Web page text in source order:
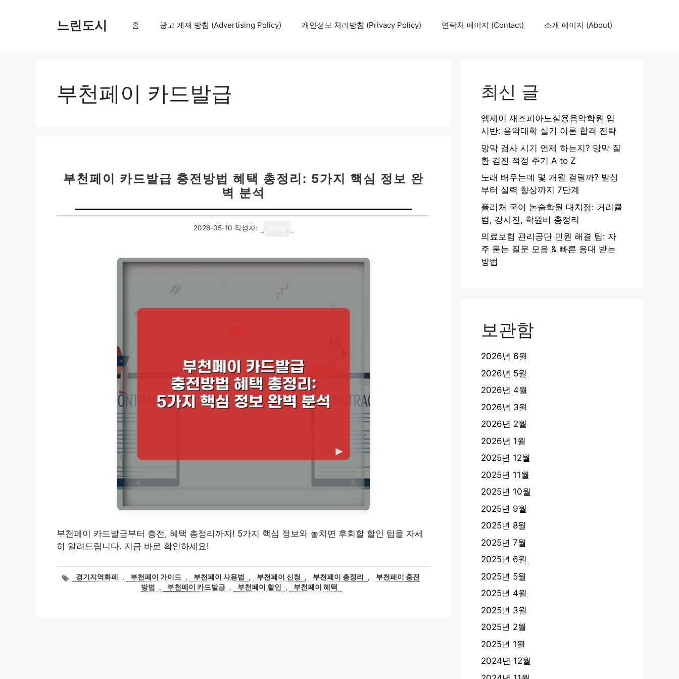
느린도시 홈 광고 게재 방침 (Advertising Policy) 개인정보 처리방침 (Privacy Policy) 연락처 페이지 (Contact) 소개 페이지 (About)
부천페이 카드발급
부천페이 카드발급 충전방법 혜택 총정리: 5가지 핵심 정보 완
벽 분석
2026-05-10 작성자:
부천페이 카드발급부터 충전, 혜택 총정리까지! 5가지 핵심 정보와 놓치면 후회할 할인 팁을 자세
히 알려드립니다. 지금 바로 확인하세요!
태경기지역화폐 , 부천페이 가이드 , 부천페이 사용법 , 부천페이 신청 , 부천페이 총정리 ,
부천페이 충전
방법
, 부천페이 카드발급 , 부천페이 할인 , 부천페이 혜택
최신 글
엠제이 재즈피아노실용음악학원 입
시반: 음악대학 실기 이론 합격 전략
망막 검사 시기 언제 하는지? 망막 질
환 검진 적정 주기 A to Z
노래 배우는데 몇 개월 걸릴까? 발성
부터 실력 향상까지 7단계
퓰리처 국어 논술학원 대치점: 커리큘
럼, 강사진, 학원비 총정리
의료보험 관리공단 민원 해결 팁: 자
주 묻는 질문 모음 & 빠른 응대 받는
방법
보관함
2026년 6월
2026년 5월
2026년 4월
2026년 3월
2026년 2월
2026년 1월
2025년 12월
2025년 11월
2025년 10월
2025년 9월
2025년 8월
2025년 7월
2025년 6월
2025년 5월
2025년 4월
2025년 3월
2025년 2월
2025년 1월
2024년 12월